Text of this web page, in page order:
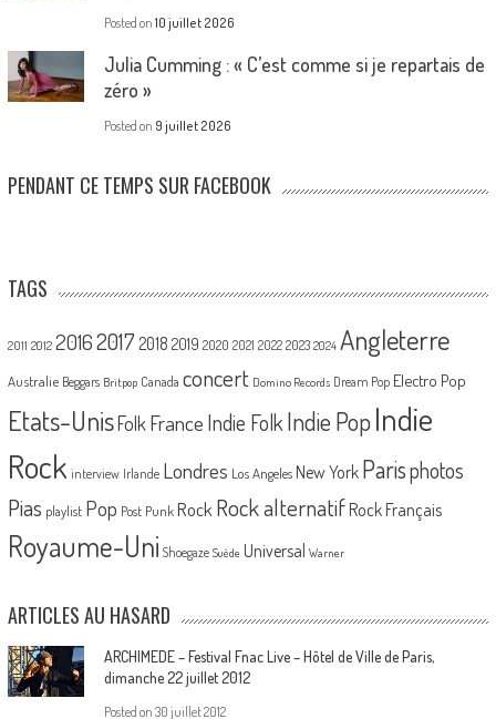
Posted on 10 juillet 2026
Julia Cumming : « C’est comme si je repartais de
zéro »
Posted on 9 juillet 2026
PENDANT CE TEMPS SUR FACEBOOK
TAGS
2011 2012 20162017 2018 2019 2020 2021 2022 2023 2024 Angleterre
Australie Beggars Britpop Canada concert Domino Records Dream Pop Electro Pop
Etats-UnisFolk France Indie Folk Indie PopIndie
Rock interview Irlande Londres Los Angeles New York Parisphotos
Pias playlist Pop Post Punk Rock Rock alternatif Rock Français
Royaume-Uni Shoegaze Suède Universal Warner
ARTICLES AU HASARD
ARCHIMEDE – Festival Fnac Live – Hôtel de Ville de Paris,
dimanche 22 juillet 2012
Posted on 30 juillet 2012